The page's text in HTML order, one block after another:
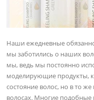
Наши ежедневные
мы заботились о наших
мы, ведь мы постоянно
моделирующие продукты,
состояние волос, но в то
волосах. Многие подобные